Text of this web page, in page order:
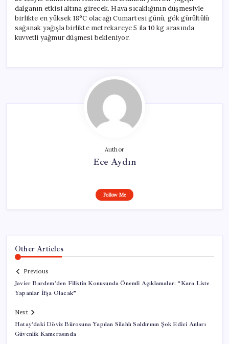
dalganın etkisi altına girecek. Hava sıcaklığının düşmesiyle
birlikte en yüksek 18°C olacağı Cumartesi günü, gök gürültülü
sağanak yağışla birlikte metrekareye 5 ila 10 kg arasında
kuvvetli yağmur düşmesi bekleniyor.
Author
Ece Aydın
Follow Me
Other Articles
Previous
Javier Bardem’den Filistin Konusunda Önemli Açıklamalar: “Kara Liste
Yapanlar İfşa Olacak”
Next
Hatay’daki Döviz Bürosuna Yapılan Silahlı Saldırının Şok Edici Anları
Güvenlik Kamerasında